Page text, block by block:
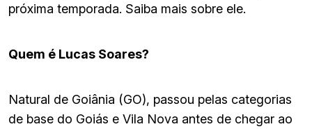
próxima temporada. Saiba mais sobre ele.
Quem é Lucas Soares?
Natural de Goiânia (GO), passou pelas categorias
de base do Goiás e Vila Nova antes de chegar ao